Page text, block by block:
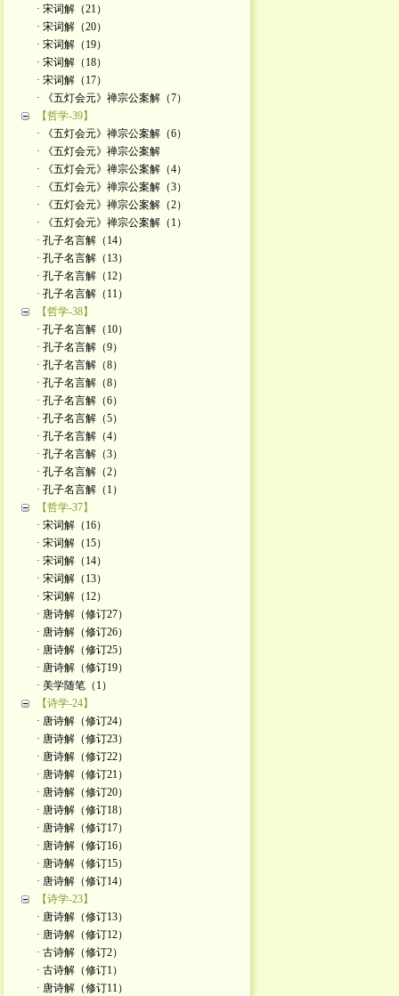
· 宋词解（21）
· 宋词解（20）
· 宋词解（19）
· 宋词解（18）
· 宋词解（17）
· 《五灯会元》禅宗公案解（7）
【哲学-39】
· 《五灯会元》禅宗公案解（6）
· 《五灯会元》禅宗公案解
· 《五灯会元》禅宗公案解（4）
· 《五灯会元》禅宗公案解（3）
· 《五灯会元》禅宗公案解（2）
· 《五灯会元》禅宗公案解（1）
· 孔子名言解（14）
· 孔子名言解（13）
· 孔子名言解（12）
· 孔子名言解（11）
【哲学-38】
· 孔子名言解（10）
· 孔子名言解（9）
· 孔子名言解（8）
· 孔子名言解（8）
· 孔子名言解（6）
· 孔子名言解（5）
· 孔子名言解（4）
· 孔子名言解（3）
· 孔子名言解（2）
· 孔子名言解（1）
【哲学-37】
· 宋词解（16）
· 宋词解（15）
· 宋词解（14）
· 宋词解（13）
· 宋词解（12）
· 唐诗解（修订27）
· 唐诗解（修订26）
· 唐诗解（修订25）
· 唐诗解（修订19）
· 美学随笔（1）
【诗学-24】
· 唐诗解（修订24）
· 唐诗解（修订23）
· 唐诗解（修订22）
· 唐诗解（修订21）
· 唐诗解（修订20）
· 唐诗解（修订18）
· 唐诗解（修订17）
· 唐诗解（修订16）
· 唐诗解（修订15）
· 唐诗解（修订14）
【诗学-23】
· 唐诗解（修订13）
· 唐诗解（修订12）
· 古诗解（修订2）
· 古诗解（修订1）
· 唐诗解（修订11）